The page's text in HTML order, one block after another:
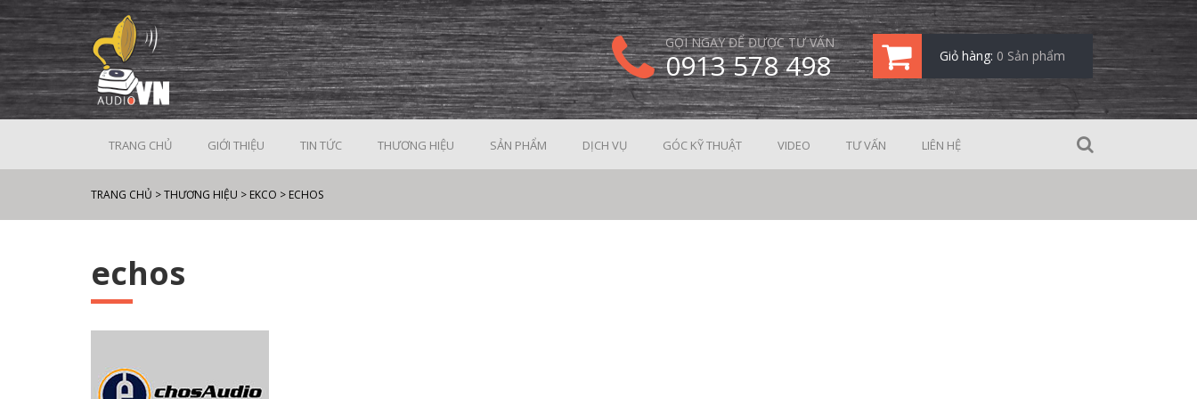
GỌI NGAY ĐỂ ĐƯỢC TƯ VẤN
0913 578 498 Giỏ hàng: 0 Sản phẩm
TRANG CHỦ GIỚI THIỆU TIN TỨC THƯƠNG HIỆU SẢN PHẨM DỊCH VỤ GÓC KỸ THUẬT VIDEO TƯ VẤN LIÊN HỆ
TRANG CHỦ >THƯƠNG HIỆU > EKCO > ECHOS
echos